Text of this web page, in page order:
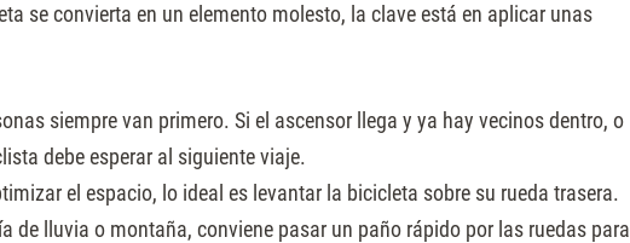
se convierta en un elemento molesto, la clave está en aplicar unas
siempre van primero. Si el ascensor llega y ya hay vecinos dentro, o
debe esperar al siguiente viaje.
el espacio, lo ideal es levantar la bicicleta sobre su rueda trasera.
de lluvia o montaña, conviene pasar un paño rápido por las ruedas para